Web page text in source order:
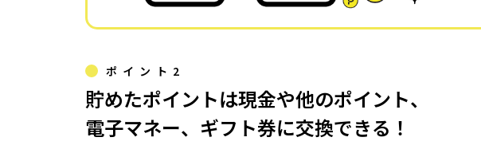
ポイント2
貯めたポイントは現金や他のポイント、
電子マネー、ギフト券に交換できる！